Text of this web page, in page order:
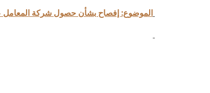
الموضوع: إفصاح بشأن حصول شركة المعامل